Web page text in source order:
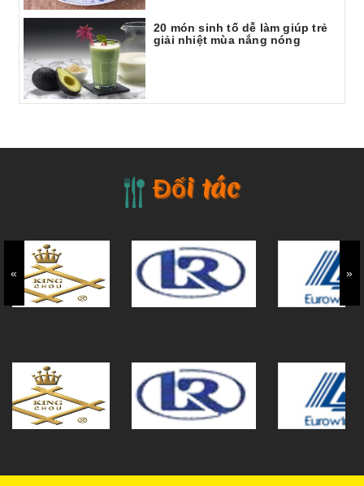
20 món sinh tố dễ làm giúp trẻ
giải nhiệt mùa nắng nóng
Đối tác
« »